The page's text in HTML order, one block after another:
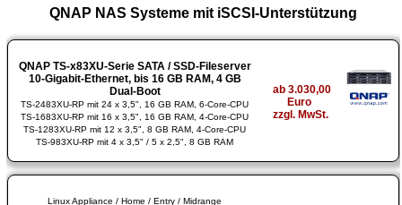
QNAP NAS Systeme mit iSCSI-Unterstützung
QNAP TS-x83XU-Serie SATA / SSD-Fileserver
10-Gigabit-Ethernet, bis 16 GB RAM, 4 GB
Dual-Boot
TS-2483XU-RP mit 24 x 3,5", 16 GB RAM, 6-Core-CPU
TS-1683XU-RP mit 16 x 3,5", 16 GB RAM, 4-Core-CPU
TS-1283XU-RP mit 12 x 3,5", 8 GB RAM, 4-Core-CPU
TS-983XU-RP mit 4 x 3,5" / 5 x 2,5", 8 GB RAM
ab 3.030,00
Euro
zzgl. MwSt.
Linux Appliance / Home / Entry / Midrange